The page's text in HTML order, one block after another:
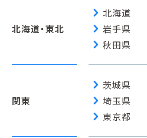
北海道・東北
chevron_right 北海道
chevron_right 岩手県
chevron_right 秋田県
関東
chevron_right 茨城県
chevron_right 埼玉県
chevron_right 東京都